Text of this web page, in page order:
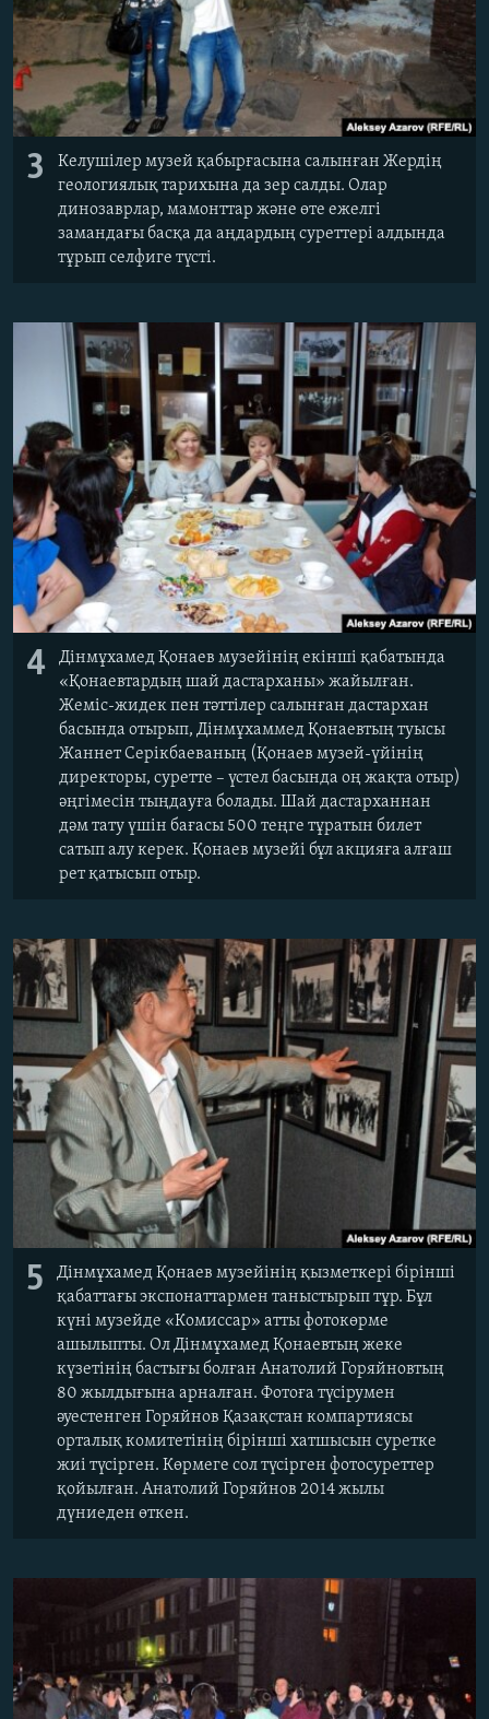
3
Келушілер музей қабырғасына салынған Жердің
геологиялық тарихына да зер салды. Олар
динозаврлар, мамонттар және өте ежелгі
замандағы басқа да аңдардың суреттері алдында
тұрып селфиге түсті.
4
Дінмұхамед Қонаев музейінің екінші қабатында
«Қонаевтардың шай дастарханы» жайылған.
Жеміс-жидек пен тәттілер салынған дастархан
басында отырып, Дінмұхаммед Қонаевтың туысы
Жаннет Серікбаеваның (Қонаев музей-үйінің
директоры, суретте – үстел басында оң жақта отыр)
әңгімесін тыңдауға болады. Шай дастарханнан
дәм тату үшін бағасы 500 теңге тұратын билет
сатып алу керек. Қонаев музейі бұл акцияға алғаш
рет қатысып отыр.
5
Дінмұхамед Қонаев музейінің қызметкері бірінші
қабаттағы экспонаттармен таныстырып тұр. Бұл
күні музейде «Комиссар» атты фотокөрме
ашылыпты. Ол Дінмұхамед Қонаевтың жеке
күзетінің бастығы болған Анатолий Горяйновтың
80 жылдығына арналған. Фотоға түсірумен
әуестенген Горяйнов Қазақстан компартиясы
орталық комитетінің бірінші хатшысын суретке
жиі түсірген. Көрмеге сол түсірген фотосуреттер
қойылған. Анатолий Горяйнов 2014 жылы
дүниеден өткен.